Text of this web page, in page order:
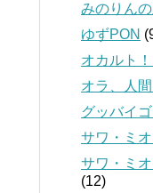
みのりん
ゆずPON
オカルト
オラ、人
グッバイ
サワ・ミ
サワ・ミ
(12)